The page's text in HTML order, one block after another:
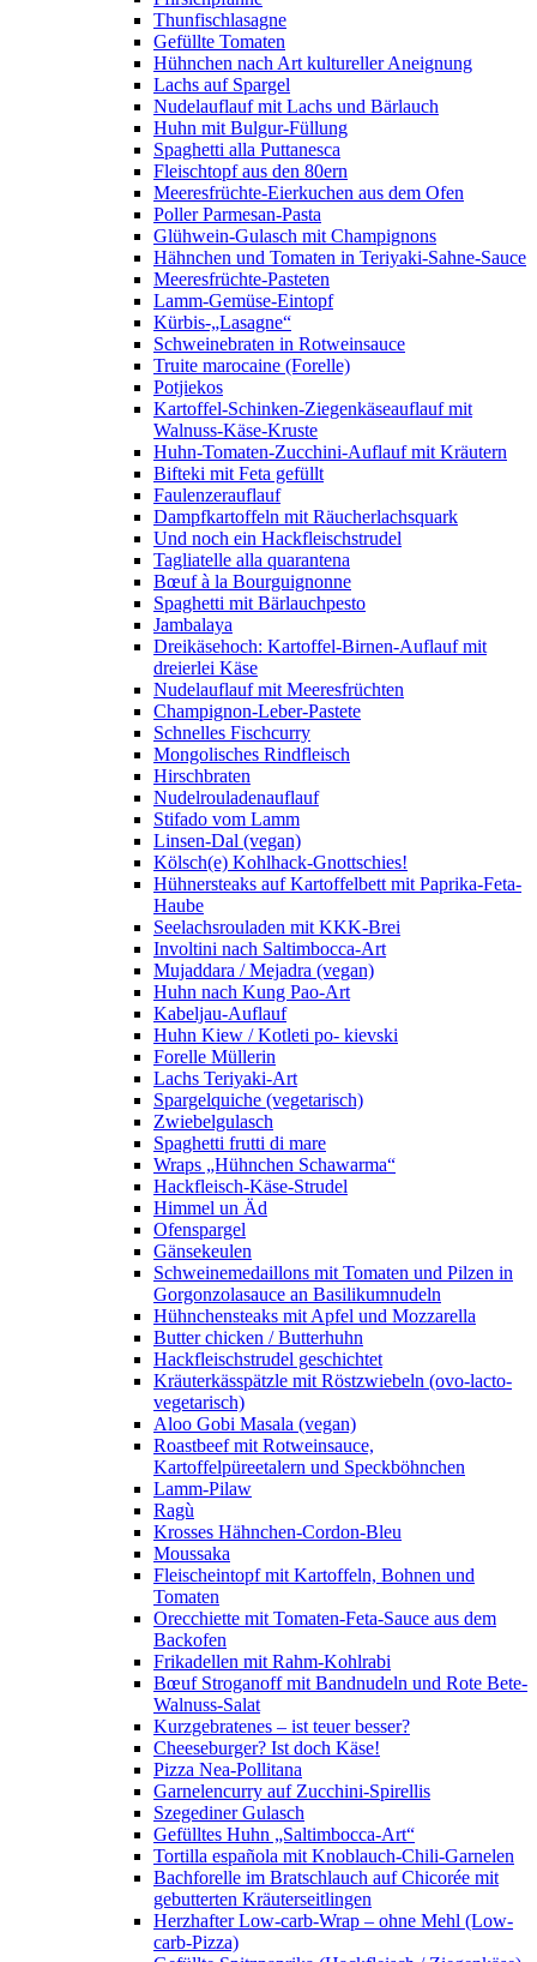
Thunfischlasagne
Gefüllte Tomaten
Hühnchen nach Art kultureller Aneignung
Lachs auf Spargel
Nudelauflauf mit Lachs und Bärlauch
Huhn mit Bulgur-Füllung
Spaghetti alla Puttanesca
Fleischtopf aus den 80ern
Meeresfrüchte-Eierkuchen aus dem Ofen
Poller Parmesan-Pasta
Glühwein-Gulasch mit Champignons
Hähnchen und Tomaten in Teriyaki-Sahne-Sauce
Meeresfrüchte-Pasteten
Lamm-Gemüse-Eintopf
Kürbis-„Lasagne“
Schweinebraten in Rotweinsauce
Truite marocaine (Forelle)
Potjiekos
Kartoffel-Schinken-Ziegenkäseauflauf mit
Walnuss-Käse-Kruste
Huhn-Tomaten-Zucchini-Auflauf mit Kräutern
Bifteki mit Feta gefüllt
Faulenzerauflauf
Dampfkartoffeln mit Räucherlachsquark
Und noch ein Hackfleischstrudel
Tagliatelle alla quarantena
Bœuf à la Bourguignonne
Spaghetti mit Bärlauchpesto
Jambalaya
Dreikäsehoch: Kartoffel-Birnen-Auflauf mit
dreierlei Käse
Nudelauflauf mit Meeresfrüchten
Champignon-Leber-Pastete
Schnelles Fischcurry
Mongolisches Rindfleisch
Hirschbraten
Nudelrouladenauflauf
Stifado vom Lamm
Linsen-Dal (vegan)
Kölsch(e) Kohlhack-Gnottschies!
Hühnersteaks auf Kartoffelbett mit Paprika-Feta-
Haube
Seelachsrouladen mit KKK-Brei
Involtini nach Saltimbocca-Art
Mujaddara / Mejadra (vegan)
Huhn nach Kung Pao-Art
Kabeljau-Auflauf
Huhn Kiew / Kotleti po- kievski
Forelle Müllerin
Lachs Teriyaki-Art
Spargelquiche (vegetarisch)
Zwiebelgulasch
Spaghetti frutti di mare
Wraps „Hühnchen Schawarma“
Hackfleisch-Käse-Strudel
Himmel un Äd
Ofenspargel
Gänsekeulen
Schweinemedaillons mit Tomaten und Pilzen in
Gorgonzolasauce an Basilikumnudeln
Hühnchensteaks mit Apfel und Mozzarella
Butter chicken / Butterhuhn
Hackfleischstrudel geschichtet
Kräuterkässpätzle mit Röstzwiebeln (ovo-lacto-
vegetarisch)
Aloo Gobi Masala (vegan)
Roastbeef mit Rotweinsauce,
Kartoffelpüreetalern und Speckböhnchen
Lamm-Pilaw
Ragù
Krosses Hähnchen-Cordon-Bleu
Moussaka
Fleischeintopf mit Kartoffeln, Bohnen und
Tomaten
Orecchiette mit Tomaten-Feta-Sauce aus dem
Backofen
Frikadellen mit Rahm-Kohlrabi
Bœuf Stroganoff mit Bandnudeln und Rote Bete-
Walnuss-Salat
Kurzgebratenes – ist teuer besser?
Cheeseburger? Ist doch Käse!
Pizza Nea-Pollitana
Garnelencurry auf Zucchini-Spirellis
Szegediner Gulasch
Gefülltes Huhn „Saltimbocca-Art“
Tortilla española mit Knoblauch-Chili-Garnelen
Bachforelle im Bratschlauch auf Chicorée mit
gebutterten Kräuterseitlingen
Herzhafter Low-carb-Wrap – ohne Mehl (Low-
carb-Pizza)